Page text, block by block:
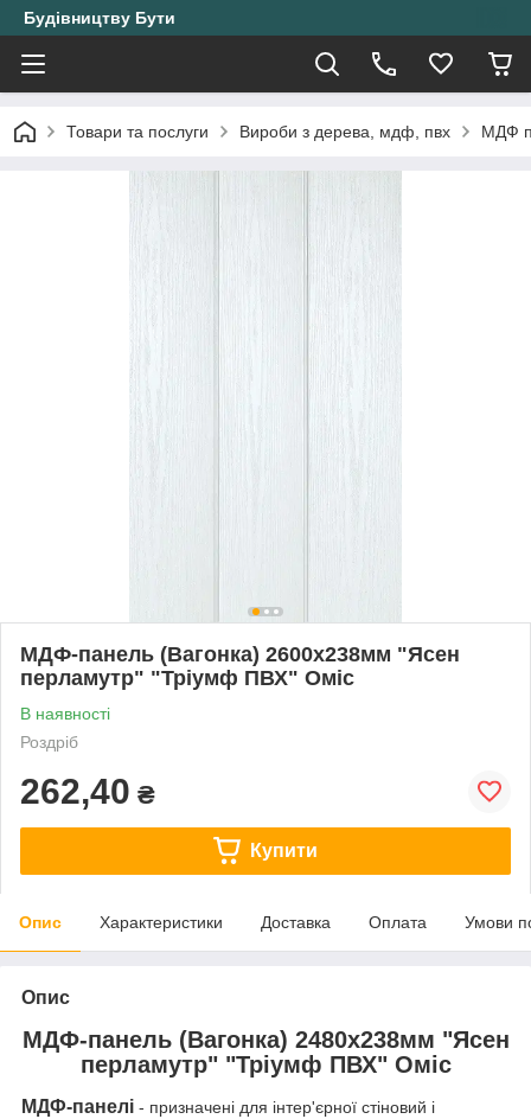
Будівництву Бути
Товари та послуги Вироби з дерева, мдф, пвх МДФ
МДФ-панель (Вагонка) 2600х238мм "Ясен
перламутр" "Тріумф ПВХ" Оміс
В наявності
Роздріб
262,40 ₴
Купити
Опис Характеристики Доставка Оплата Умови
Опис
МДФ-панель (Вагонка) 2480х238мм "Ясен
перламутр" "Тріумф ПВХ" Оміс
МДФ-панелі - призначені для інтер'єрної стіновий і